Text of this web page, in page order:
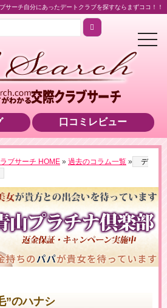
サーチ自分にあったデートクラブを探すならまずココ！！
t
o
i
a
t
i
o
n
口コミレビュー
ブサーチ HOME » 過去のコラム一覧 »
デ
HPへのリンクです
”のハナシ